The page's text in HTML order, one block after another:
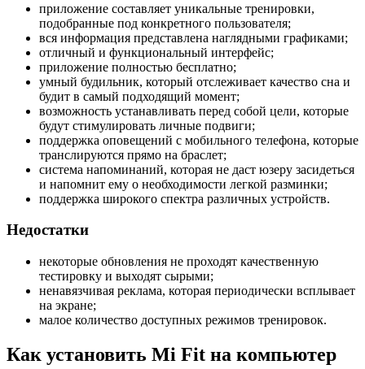
приложение составляет уникальные тренировки,
подобранные под конкретного пользователя;
вся информация представлена наглядными графиками;
отличный и функциональный интерфейс;
приложение полностью бесплатно;
умный будильник, который отслеживает качество сна и
будит в самый подходящий момент;
возможность устанавливать перед собой цели, которые
будут стимулировать личные подвиги;
поддержка оповещений с мобильного телефона, которые
транслируются прямо на браслет;
система напоминаний, которая не даст юзеру засидеться
и напомнит ему о необходимости легкой разминки;
поддержка широкого спектра различных устройств.
Недостатки
некоторые обновления не проходят качественную
тестировку и выходят сырыми;
ненавязчивая реклама, которая периодически всплывает
на экране;
малое количество доступных режимов тренировок.
Как установить Mi Fit на компьютер